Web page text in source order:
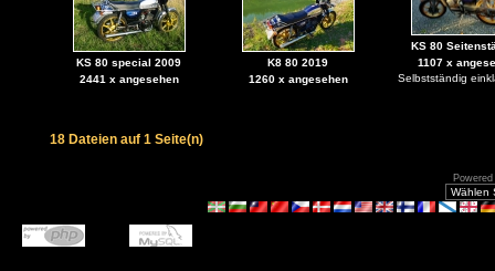
KS 80 special 2009
2441 x angesehen
K8 80 2019
1260 x angesehen
KS 80
1107 x
Selbstständig
18 Dateien auf 1 Seite(n)